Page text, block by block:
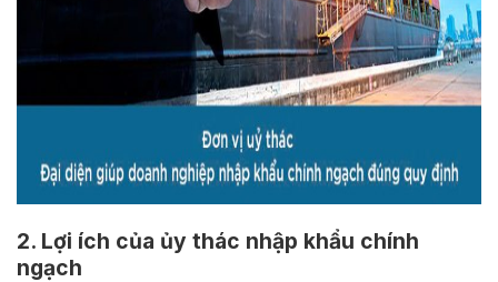
2. Lợi ích của ủy thác nhập khẩu chính
ngạch